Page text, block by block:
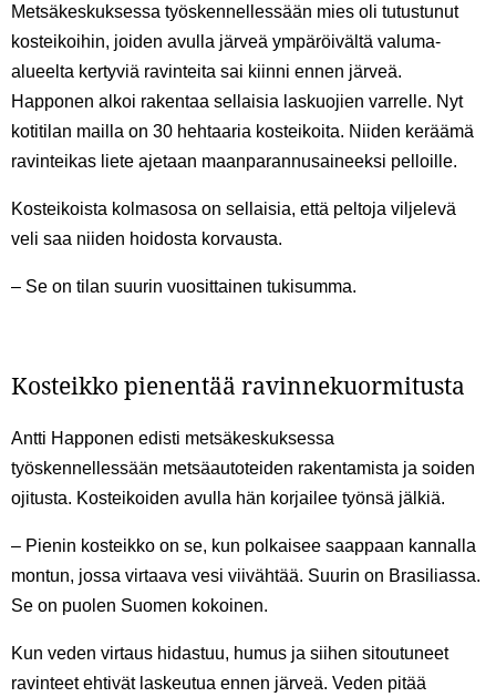
Metsäkeskuksessa työskennellessään mies oli tutustunut
kosteikoihin, joiden avulla järveä ympäröivältä valuma-
alueelta kertyviä ravinteita sai kiinni ennen järveä.
Happonen alkoi rakentaa sellaisia laskuojien varrelle. Nyt
kotitilan mailla on 30 hehtaaria kosteikoita. Niiden keräämä
ravinteikas liete ajetaan maanparannusaineeksi pelloille.
Kosteikoista kolmasosa on sellaisia, että peltoja viljelevä
veli saa niiden hoidosta korvausta.
– Se on tilan suurin vuosittainen tukisumma.
Kosteikko pienentää ravinnekuormitusta
Antti Happonen edisti metsäkeskuksessa
työskennellessään metsäautoteiden rakentamista ja soiden
ojitusta. Kosteikoiden avulla hän korjailee työnsä jälkiä.
– Pienin kosteikko on se, kun polkaisee saappaan kannalla
montun, jossa virtaava vesi viivähtää. Suurin on Brasiliassa.
Se on puolen Suomen kokoinen.
Kun veden virtaus hidastuu, humus ja siihen sitoutuneet
ravinteet ehtivät laskeutua ennen järveä. Veden pitää